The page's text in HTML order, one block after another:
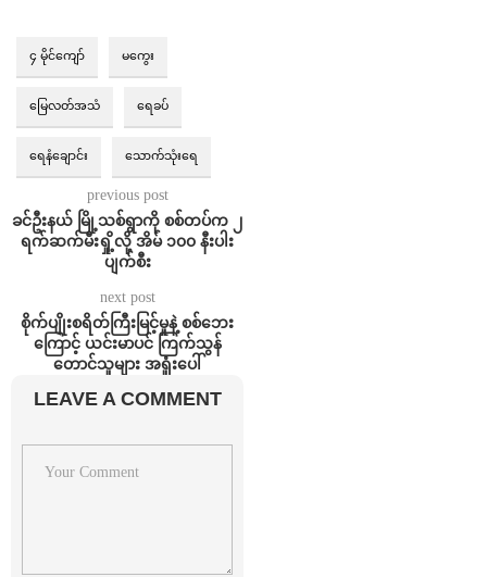
၄ မိုင်ကျော် မကွေး
မြေလတ်အသံ ရေခပ်
ရေနံချောင်း သောက်သုံးရေ
previous post
ခင်ဦးနယ် မြို့သစ်ရွာကို စစ်တပ်က ၂
ရက်ဆက်မီးရှို့လို့ အိမ် ၁၀၀ နီးပါး
ပျက်စီး
next post
စိုက်ပျိုးစရိတ်ကြီးမြင့်မှုနဲ့ စစ်ဘေး
ကြောင့် ယင်းမာပင် ကြက်သွန်
တောင်သူများ အရှုံးပေါ်
LEAVE A COMMENT